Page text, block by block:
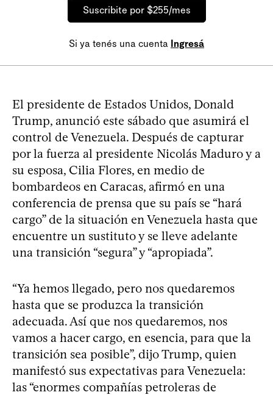
Suscribite por $255/mes
Si ya tenés una cuenta Ingresá
El presidente de Estados Unidos, Donald
Trump, anunció este sábado que asumirá el
control de Venezuela. Después de capturar
por la fuerza al presidente Nicolás Maduro y a
su esposa, Cilia Flores, en medio de
bombardeos en Caracas, afirmó en una
conferencia de prensa que su país se “hará
cargo” de la situación en Venezuela hasta que
encuentre un sustituto y se lleve adelante
una transición “segura” y “apropiada”.
“Ya hemos llegado, pero nos quedaremos
hasta que se produzca la transición
adecuada. Así que nos quedaremos, nos
vamos a hacer cargo, en esencia, para que la
transición sea posible”, dijo Trump, quien
manifestó sus expectativas para Venezuela:
las “enormes compañías petroleras de